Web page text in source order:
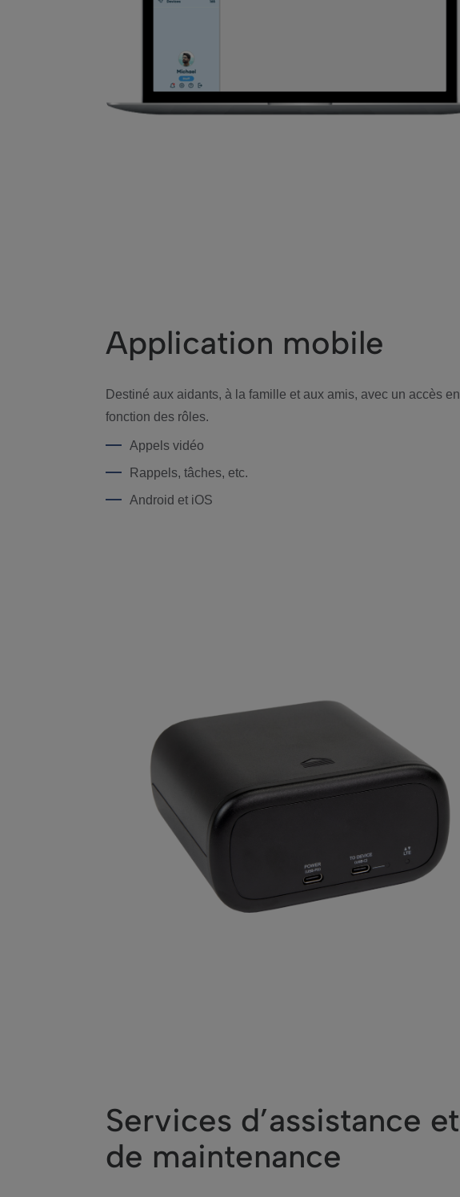
Application mobile
Destiné aux aidants, à la famille et aux amis, avec un accès en
fonction des rôles.
Appels vidéo
Rappels, tâches, etc.
Android et iOS
Services d’assistance et
de maintenance